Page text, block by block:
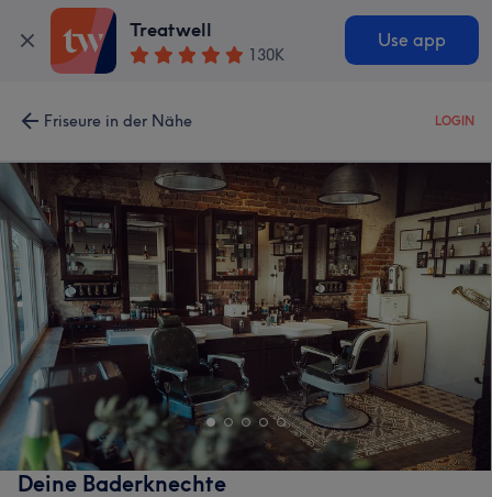
Treatwell
130K
Use app
Friseure in der Nähe LOGIN
Deine Baderknechte